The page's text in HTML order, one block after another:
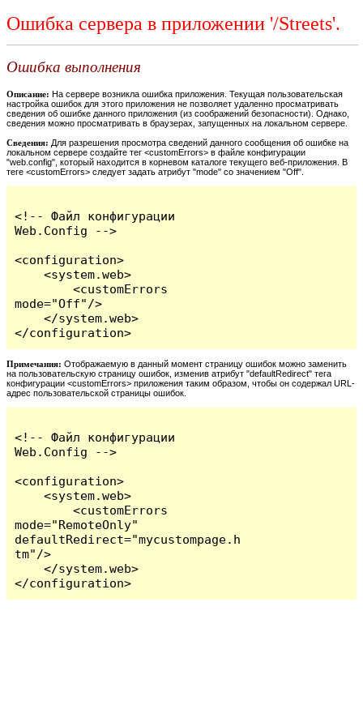
Ошибка сервера в приложении '/Streets'.
Ошибка выполнения
Описание: На сервере возникла ошибка приложения. Текущая пользовательская
настройка ошибок для этого приложения не позволяет удаленно просматривать
сведения об ошибке данного приложения (из соображений безопасности). Однако,
сведения можно просматривать в браузерах, запущенных на локальном сервере.
Сведения: Для разрешения просмотра сведений данного сообщения об ошибке на
локальном сервере создайте тег <customErrors> в файле конфигурации
"web.config", который находится в корневом каталоге текущего веб-приложения. В
теге <customErrors> следует задать атрибут "mode" со значением "Off".
<!-- Файл конфигурации
Web.Config -->
<configuration>
    <system.web>
        <customErrors
mode="Off"/>
    </system.web>
</configuration>
Примечания: Отображаемую в данный момент страницу ошибок можно заменить
на пользовательскую страницу ошибок, изменив атрибут "defaultRedirect" тега
конфигурации <customErrors> приложения таким образом, чтобы он содержал URL-
адрес пользовательской страницы ошибок.
<!-- Файл конфигурации
Web.Config -->
<configuration>
    <system.web>
        <customErrors
mode="RemoteOnly"
defaultRedirect="mycustompage.h
tm"/>
    </system.web>
</configuration>